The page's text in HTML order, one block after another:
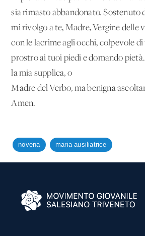
sia rimasto abbandonato. Sostenuto
mi rivolgo a te, Madre, Vergine delle
con le lacrime agli occhi, colpevole
prostro ai tuoi piedi e domando
la mia supplica, o
Madre del Verbo, ma benigna
Amen.
novena maria ausiliatrice